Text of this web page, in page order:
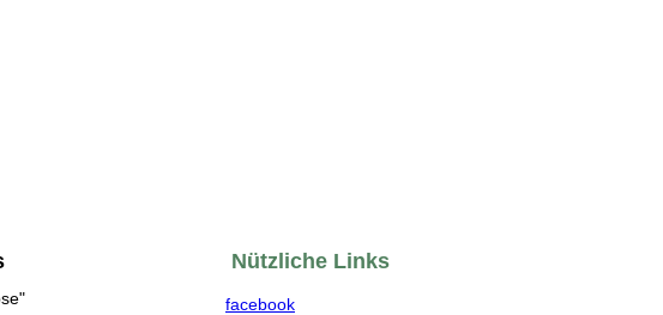
Nützliche Links
facebook